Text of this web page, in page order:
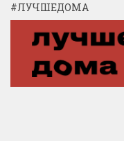
#ЛУЧШЕДОМА